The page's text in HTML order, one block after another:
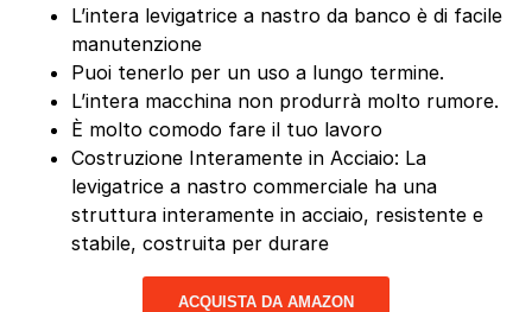
L’intera levigatrice a nastro da banco è di facile
manutenzione
Puoi tenerlo per un uso a lungo termine.
L’intera macchina non produrrà molto rumore.
È molto comodo fare il tuo lavoro
Costruzione Interamente in Acciaio: La
levigatrice a nastro commerciale ha una
struttura interamente in acciaio, resistente e
stabile, costruita per durare
ACQUISTA DA AMAZON